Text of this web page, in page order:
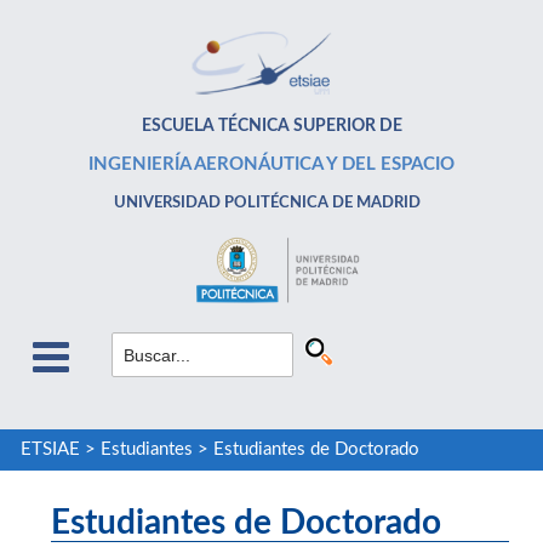
ESCUELA TÉCNICA SUPERIOR DE
INGENIERÍA AERONÁUTICA Y DEL ESPACIO
UNIVERSIDAD POLITÉCNICA DE MADRID
ETSIAE > Estudiantes > Estudiantes de Doctorado
Estudiantes de Doctorado